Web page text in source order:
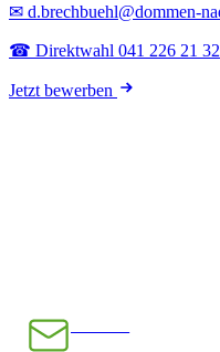
✉ d.brechbuehl@dommen-
☎ Direktwahl 041 226 21 32
Jetzt bewerben